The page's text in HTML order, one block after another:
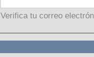
Verifica tu correo